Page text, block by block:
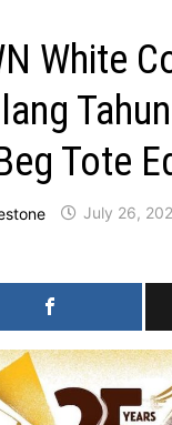
White
Tote
July 26,